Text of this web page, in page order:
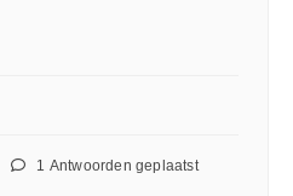
1 Antwoorden geplaatst